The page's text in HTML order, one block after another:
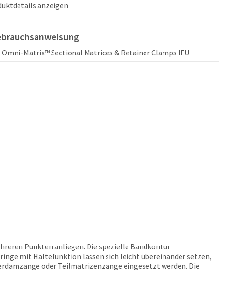
anzeigen
Omni-Matrix™ Sectional Matrices & Retainer Clamps IFU
Punkten anliegen. Die spezielle Bandkontur
mit Haltefunktion lassen sich leicht übereinander setzen,
oder Teilmatrizenzange eingesetzt werden. Die